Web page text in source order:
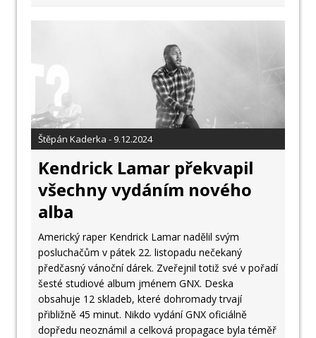
Štěpán Kaderka - 9.12.2024
Kendrick Lamar překvapil
všechny vydáním nového
alba
Americký raper Kendrick Lamar nadělil svým
posluchačům v pátek 22. listopadu nečekaný
předčasný vánoční dárek. Zveřejnil totiž své v pořadí
šesté studiové album jménem GNX. Deska
obsahuje 12 skladeb, které dohromady trvají
přibližně 45 minut. Nikdo vydání GNX oficiálně
dopředu neoznámil a celková propagace byla téměř